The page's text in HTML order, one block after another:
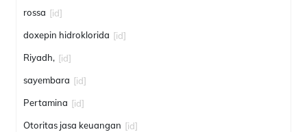
rossa [id]
doxepin hidroklorida [id]
Riyadh, [id]
sayembara [id]
Pertamina [id]
Otoritas jasa keuangan [id]